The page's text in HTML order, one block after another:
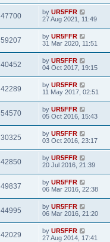
47700 by UR5FFR
27 Aug 2021, 11:49
59207 by UR5FFR
31 Mar 2020, 11:51
40452 by UR5FFR
04 Oct 2017, 19:15
42289 by UR5FFR
11 May 2017, 02:51
54570 by UR5FFR
05 Oct 2016, 15:43
30325 by UR5FFR
03 Oct 2016, 23:17
42850 by UR5FFR
20 Jul 2016, 21:39
49837 by UR5FFR
06 Mar 2016, 22:38
44995 by UR5FFR
06 Mar 2016, 21:20
42029 by UR5FFR
27 Aug 2014, 17:41